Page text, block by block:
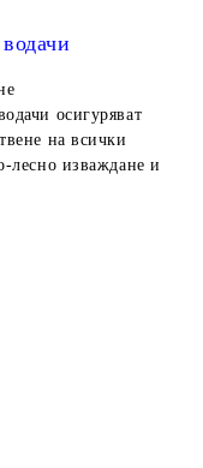
осигуряват
на всички
лесно изваждане и